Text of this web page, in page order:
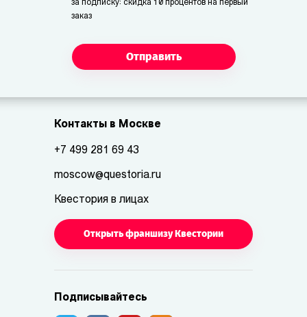
за подписку: скидка 10 процентов на первый
заказ
Отправить
Контакты в Москве
+7 499 281 69 43
moscow@questoria.ru
Квестория в лицах
Открыть франшизу Квестории
Подписывайтесь